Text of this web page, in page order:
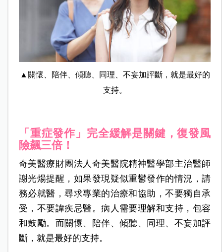
▲關懷、陪伴、傾聽、同理、不妄加評斷，就是最好的
支持。
「重症發作」完全緩解是關鍵，復發風
險飆三倍！
奇美醫療財團法人奇美醫院精神醫學部主治醫師
謝光煬提醒，如果發現疑似重鬱發作的情況，請
務必就醫，尋求專業的治療和協助，不要獨自承
受，不要諱疾忌醫。病人需要理解和支持，包容
和鼓勵。而關懷、陪伴、傾聽、同理、不妄加評
斷，就是最好的支持。